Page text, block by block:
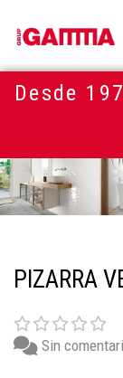
Desde
PIZARRA
Sin